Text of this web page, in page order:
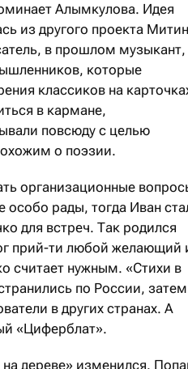
Алымкулова. Идея
из другого проекта
в прошлом музыкант,
которые
классиков на
в кармане,
повсюду с целью
о поэзии.
организационные
рады, тогда Иван
для встреч. Так родился
прий-ти любой желающий
считает нужным. «Стихи в
по России,
в других странах. А
«Циферблат».
дереве» изменился.